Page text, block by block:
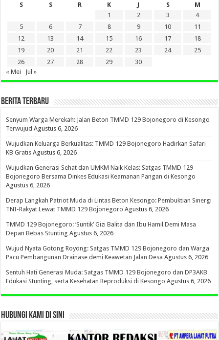
S
S R K J S
M
1
2 3
4
5
6 7 8 9 10
11
12
13 14 15 16 17
18
19
20 21 22 23 24
25
26
27 28 29
30
« Mei
Jul »
BERITA TERBARU
Senyum Warga Merekah: Jalan Beton TMMD 129 Bojonegoro di Kesongo
Terwujud Agustus 6, 2026
Wujudkan Keluarga Berkualitas: TMMD 129 Bojonegoro Hadirkan Safari
KB Gratis Agustus 6, 2026
Wujudkan Generasi Sehat dan UMKM Naik Kelas: Satgas TMMD 129
Bojonegoro Bersama Dinkes Edukasi Keamanan Pangan di Kesongo
Agustus 6, 2026
Derap Langkah Patriot Muda di Lintas Beton Kesongo: Pembuktian Sinergi
TNI-Rakyat Lewat TMMD 129 Bojonegoro Agustus 6, 2026
TMMD 129 Bojonegoro: ‘Suntik’ Gizi Balita dan Ibu Hamil Demi Masa
Depan Bebas Stunting Agustus 6, 2026
Wujud Nyata Gotong Royong: Satgas TMMD 129 Bojonegoro dan Warga
Pacu Pembangunan Drainase demi Keawetan Jalan Desa Agustus 6, 2026
Sentuh Hati Generasi Muda: Satgas TMMD 129 Bojonegoro dan DP3AKB
Edukasi Stunting, serta Kesehatan Reproduksi di Kesongo Agustus 6, 2026
HUBUNGI KAMI DI SINI